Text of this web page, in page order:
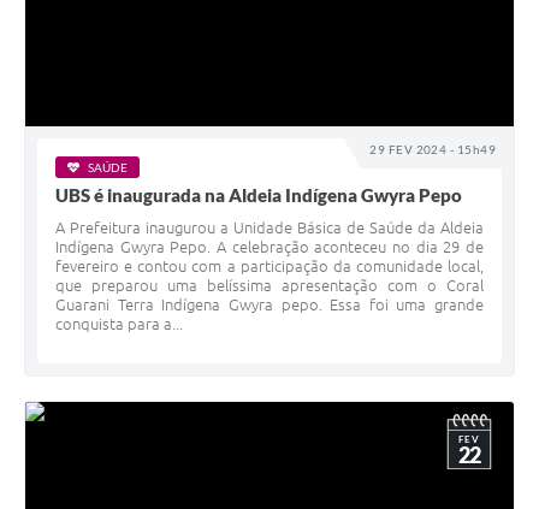
29 FEV 2024 - 15h49
SAÚDE
UBS é inaugurada na Aldeia Indígena Gwyra Pepo
A Prefeitura inaugurou a Unidade Básica de Saúde da Aldeia
Indígena Gwyra Pepo. A celebração aconteceu no dia 29 de
fevereiro e contou com a participação da comunidade local,
que preparou uma belíssima apresentação com o Coral
Guarani Terra Indígena Gwyra pepo. Essa foi uma grande
conquista para a...
FEV
22